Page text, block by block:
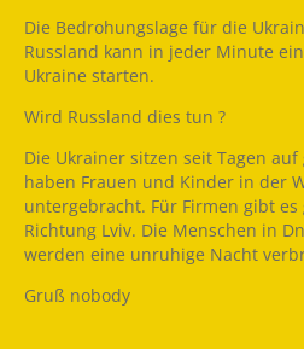
Die Bedrohungslage für die
Russland kann in jeder Minute
Ukraine starten.
Wird Russland dies tun ?
Die Ukrainer sitzen seit Tagen
haben Frauen und Kinder in der
untergebracht. Für Firmen gibt es
Richtung Lviv. Die Menschen in
werden eine unruhige Nacht
Gruß nobody